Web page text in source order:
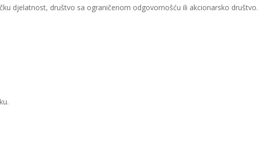
djelatnost, društvo sa ograničenom odgovornošću ili akcionarsko društvo.